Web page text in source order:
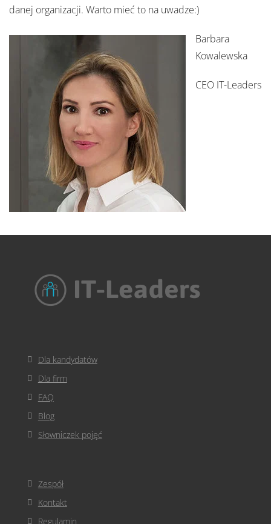
danej organizacji. Warto mieć to na uwadze:)
Barbara
Kowalewska
CEO IT-Leaders
Dla kandydatów
Dla firm
FAQ
Blog
Słowniczek pojęć
Zespół
Kontakt
Regulamin